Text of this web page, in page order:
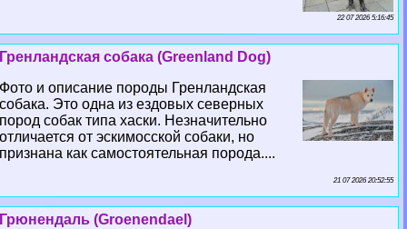
22 07 2026 5:16:45
Гренландская собака (Greenland Dog)
Фото и описание породы Гренландская
собака. Это одна из ездовых северных
пород собак типа хаски. Незначительно
отличается от эскимосской собаки, но
признана как самостоятельная порода....
21 07 2026 20:52:55
Грюнендаль (Groenendael)